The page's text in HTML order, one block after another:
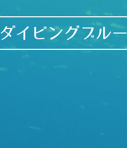
ダイビングブルー